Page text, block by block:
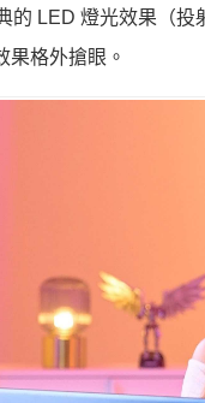
的 LED 燈光效果（
果格外搶眼。